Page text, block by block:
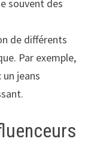
souvent des
de différents
Par exemple,
jeans